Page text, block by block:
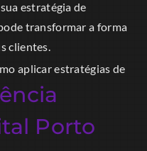
estratégia de
transformar a forma
clientes.
aplicar estratégias de
Porto